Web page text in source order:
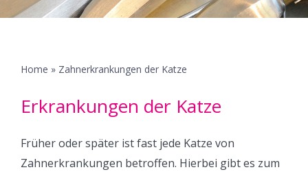
Erkrankungen
Überweisungspatienten
Neukunden
Kontakt
Home » Zahnerkrankungen der Katze
Erkrankungen der Katze
Früher oder später ist fast jede Katze von
Zahnerkrankungen betroffen. Hierbei gibt es zum